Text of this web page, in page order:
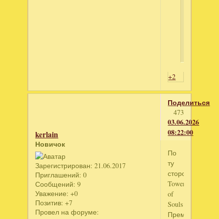
+2
Поделиться
473
03.06.2026
08:22:00
kerlain
Новичок
Зарегистрирован: 21.06.2017
Приглашений: 0
Сообщений: 9
Уважение: +0
Позитив: +7
Провел на форуме:
По
ту
сторону.
Tower
of
Souls.
Премиум